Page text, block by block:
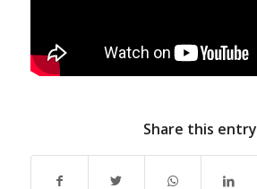
Share this entry